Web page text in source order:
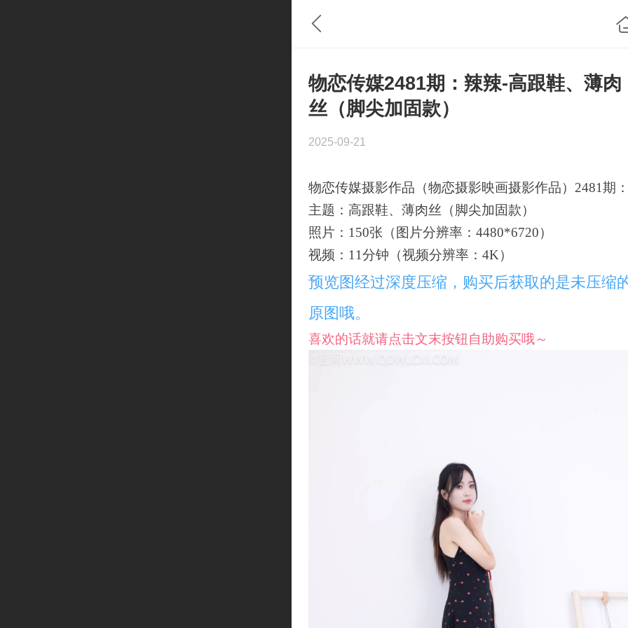
物恋传媒2481期：辣辣-高跟鞋、薄肉
丝（脚尖加固款）
2025-09-21
物恋传媒摄影作品（物恋摄影映画摄影作品）2481期
主题：高跟鞋、薄肉丝（脚尖加固款）
照片：150张（图片分辨率：4480*6720）
视频：11分钟（视频分辨率：4K）
预览图经过深度压缩，购买后获取的是未压缩
原图哦。
喜欢的话就请点击文末按钮自助购买哦～